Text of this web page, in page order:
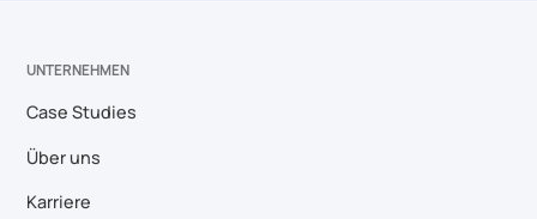
UNTERNEHMEN
Case Studies
Über uns
Karriere